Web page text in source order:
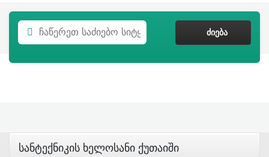
ᲫᲘᲔᲑᲐ
Სანტექნიკის Ხელოსანი Ქუთაიში